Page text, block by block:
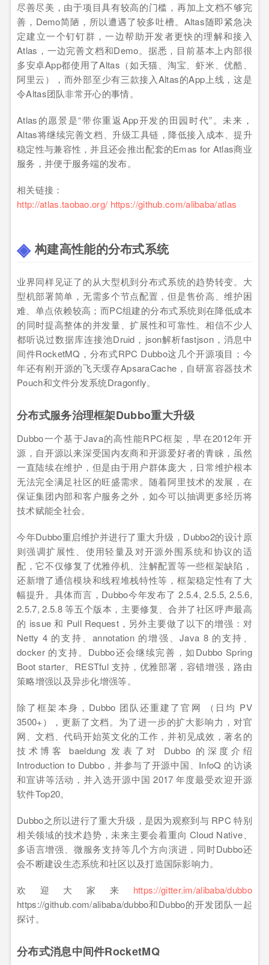
尽善尽美，由于项目具有较高的门槛，再加上文档不够完
善，Demo简陋，所以遭遇了较多吐槽。Altas随即紧急决
定建立一个钉钉群，一边帮助开发者更快的理解和接入
Atlas，一边完善文档和Demo。据悉，目前基本上内部很
多安卓App都使用了Altas（如天猫、淘宝、虾米、优酷、
阿里云），而外部至少有三款接入Altas的App上线，这是
令Altas团队非常开心的事情。
Atlas的愿景是“带你重返App开发的田园时代”。未来，
Altas将继续完善文档、升级工具链，降低接入成本、提升
稳定性与兼容性，并且还会推出配套的Emas for Atlas商业
服务，并便于服务端的发布。
相关链接：
http://atlas.taobao.org/ https://github.com/alibaba/atlas
构建高性能的分布式系统
业界同样见证了的从大型机到分布式系统的趋势转变。大
型机部署简单，无需多个节点配置，但是售价高、维护困
难、单点依赖较高；而PC组建的分布式系统则在降低成本
的同时提高整体的并发量、扩展性和可靠性。相信不少人
都听说过数据库连接池Druid，json解析fastjson，消息中
间件RocketMQ，分布式RPC Dubbo这几个开源项目；今
年还有刚开源的飞天缓存ApsaraCache，自研富容器技术
Pouch和文件分发系统Dragonfly。
分布式服务治理框架Dubbo重大升级
Dubbo一个基于Java的高性能RPC框架，早在2012年开
源，自开源以来深受国内友商和开源爱好者的青睐，虽然
一直陆续在维护，但是由于用户群体庞大，日常维护根本
无法完全满足社区的旺盛需求。随着阿里技术的发展，在
保证集团内部和客户服务之外，如今可以抽调更多经历将
技术赋能全社会。
今年Dubbo重启维护并进行了重大升级，Dubbo2的设计原
则强调扩展性、使用轻量及对开源外围系统和协议的适
配，它不仅修复了优雅停机、注解配置等一些框架缺陷，
还新增了通信模块和线程堆栈特性等，框架稳定性有了大
幅提升。具体而言，Dubbo今年发布了 2.5.4, 2.5.5, 2.5.6,
2.5.7, 2.5.8 等五个版本，主要修复、合并了社区呼声最高
的 issue 和 Pull Request，另外主要做了以下的增强：对
Netty 4 的支持、annotation 的增强、Java 8 的支持、
docker 的支持。Dubbo还会继续完善，如Dubbo Spring
Boot starter、RESTful 支持，优雅部署，容错增强，路由
策略增强以及异步化增强等。
除了框架本身，Dubbo 团队还重建了官网 （日均 PV
3500+），更新了文档。为了进一步的扩大影响力，对官
网、文档、代码开始英文化的工作，并初见成效，著名的
技术博客 baeldung 发表了对 Dubbo 的深度介绍
Introduction to Dubbo，并参与了开源中国、InfoQ 的访谈
和宣讲等活动，并入选开源中国 2017 年度最受欢迎开源
软件Top20。
Dubbo之所以进行了重大升级，是因为观察到与 RPC 特别
相关领域的技术趋势，未来主要会着重向 Cloud Native、
多语言增强、微服务支持等几个方向演进，同时Dubbo还
会不断建设生态系统和社区以及打造国际影响力。
欢迎大家来 https://gitter.im/alibaba/dubbo
https://github.com/alibaba/dubbo和Dubbo的开发团队一起
探讨。
分布式消息中间件RocketMQ